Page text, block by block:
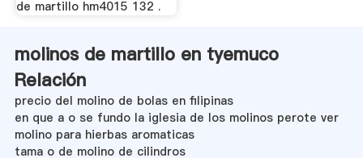
de martillo hm4015 132 .
molinos de martillo en tyemuco
Relación
precio del molino de bolas en filipinas
en que a o se fundo la iglesia de los molinos perote ver
molino para hierbas aromaticas
tama o de molino de cilindros